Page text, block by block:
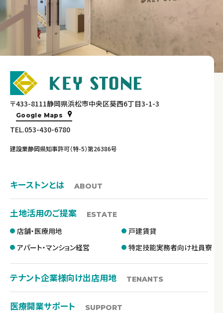
〒433-8111静岡県浜松市中央区葵西6丁目3-1-3
Google Maps
TEL.053-430-6780
建設業静岡県知事許可（特-5）第26386号
キーストンとは ABOUT
土地活用のご提案 ESTATE
店舗・医療用地
戸建賃貸
アパート・マンション経営
特定技能実務者向け社員寮
テナント企業様向け出店用地 TENANTS
医療開業サポート SUPPORT